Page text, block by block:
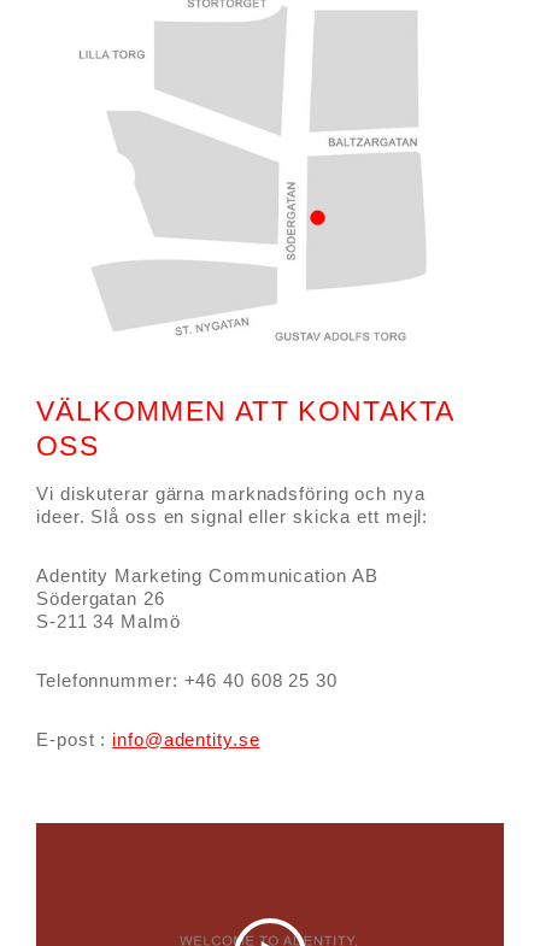
VÄLKOMMEN ATT KONTAKTA
OSS
Vi diskuterar gärna marknadsföring och nya
ideer. Slå oss en signal eller skicka ett mejl:
Adentity Marketing Communication AB
Södergatan 26
S-211 34 Malmö
Telefonnummer: +46 40 608 25 30
E-post : info@adentity.se